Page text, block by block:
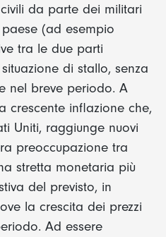
da parte dei militari
(ad esempio
tra le due parti
di stallo, senza
nel breve periodo. A
crescente inflazione che,
Uniti, raggiunge nuovi
preoccupazione tra
stretta monetaria più
del previsto, in
la crescita dei prezzi
Ad essere